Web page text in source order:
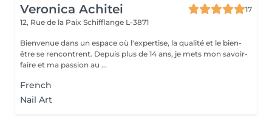
Veronica Achitei
17
12, Rue de la Paix Schifflange L-3871
Bienvenue dans un espace où l'expertise, la qualité et le bien-
être se rencontrent. Depuis plus de 14 ans, je mets mon savoir-
faire et ma passion au ...
French
Nail Art